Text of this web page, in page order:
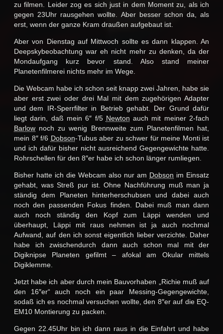
zu filmen. Leider zog es sich just in dem Moment zu, als ich
gegen 23Uhr rausgehen wollte. Aber besser schon da, als
erst, wenn der ganze Kram draußen aufgebaut ist.
Aber von Dienstag auf Mittwoch sollte es dann klappen. An
Deepskybeobachtung war eh nicht mehr zu denken, da der
Mondaufgang kurz bevor stand. Also stand meiner
Planetenfilmerei nichts mehr im Wege.
Die Webcam habe ich schon seit knapp zwei Jahren, habe sie
aber erst zwei oder drei Mal mit dem zugehörigen Adapter
und dem IR-Sperrfilter in Betrieb gehabt. Der Grund dafür
liegt darin, daß mein 6″ f/5 Newton auch mit meiner 2-fach
Barlow noch zu wenig Brennweite zum Planetenfilmen hat,
mein 8″ f/6 Dobson-Tubus aber zu schwer für meine Monti ist
und ich dafür bisher nicht ausreichend Gegengewichte hatte.
Rohrschellen für den 8″er habe ich schon länger rumliegen.
Bisher hatte ich die Webcam also nur am Dobson im Einsatz
gehabt, was Streß pur ist. Ohne Nachführung muß man ja
ständig dem Planeten hinterherschubsen und dabei auch
noch den passenden Fokus finden. Dabei muß man dann
auch noch ständig den Kopf zum Läppi wenden und
überhaupt, Läppi mit raus nehmen ist ja auch nochmal
Aufwand, auf den ich sonst eigentlich lieber verzichte. Daher
habe ich zwischendurch dann auch schon mal mit der
Digiknipse Planeten gefilmt – afokal am Okular mittels
Digiklemme.
Jetzt habe ich aber durch mein Bauvorhaben „Richie muß auf
den 16″er“ auch noch ein paar Messing-Gegengewichte,
sodaß ich es nochmal versuchen wollte, den 8″er auf die EQ-
EM10 Montierung zu packen.
Gegen 22.45Uhr bin ich dann raus in die Einfahrt und habe